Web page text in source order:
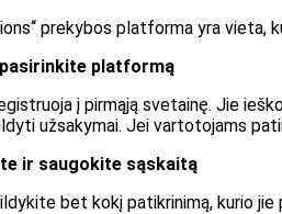
prekybos platforma yra vieta,
platformą
į pirmąją svetainę. Jie
užsakymai. Jei vartotojams
ir saugokite sąskaitą
bet kokį patikrinimą, kurio